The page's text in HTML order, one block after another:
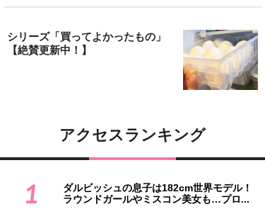
シリーズ「買ってよかったもの」
【絶賛更新中！】
アクセスランキング
1
ダルビッシュの息子は182cm世界モデル！
ラウンドガールやミスコン美女も…プロ...